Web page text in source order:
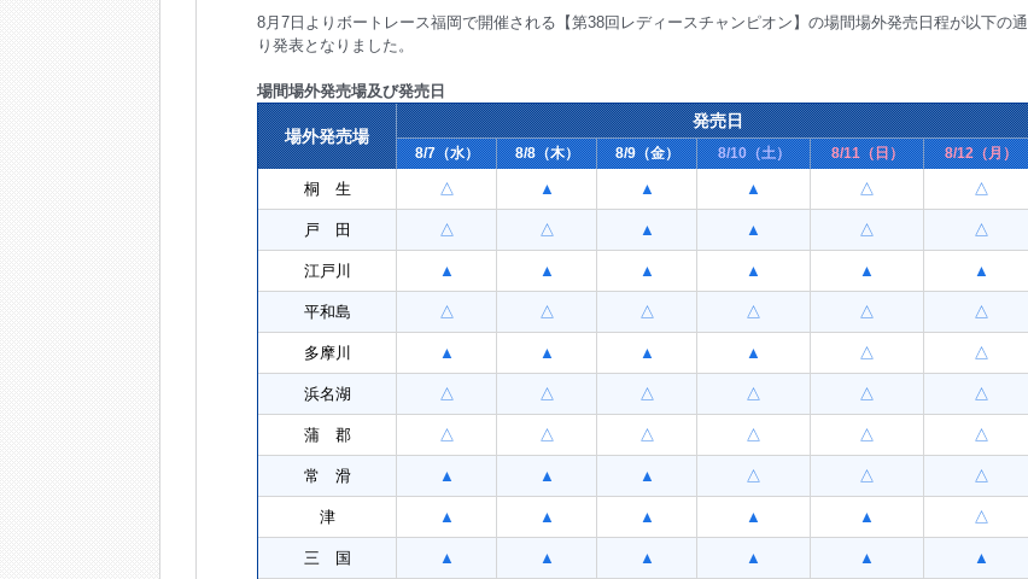
8月7日よりボートレース福岡で開催される【第38回レディースチャンピオン】の場間場外発売日程が以下の通
り発表となりました。
場間場外発売場及び発売日
場外発売場
発売日
8/7（水） 8/8（木） 8/9（金） 8/10（土） 8/11（日） 8/12（月）
桐 生 △ ▲ ▲ ▲ △ △
戸 田 △ △ ▲ ▲ △ △
江戸川 ▲ ▲ ▲ ▲ ▲ ▲
平和島 △ △ △ △ △ △
多摩川 ▲ ▲ ▲ ▲ △ △
浜名湖 △ △ △ △ △ △
蒲 郡 △ △ △ △ △ △
常 滑 ▲ ▲ ▲ △ △ △
津 ▲ ▲ ▲ ▲ ▲ △
三 国 ▲ ▲ ▲ ▲ ▲ ▲